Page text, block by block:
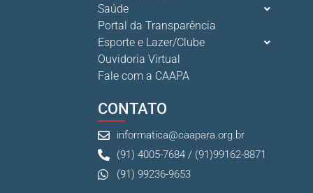
Saúde
Portal da Transparência
Esporte e Lazer/Clube
Ouvidoria Virtual
Fale com a CAAPA
CONTATO
informatica@caapara.org.br
(91) 4005-7684 / (91)99162-8871
(91) 99236-9653